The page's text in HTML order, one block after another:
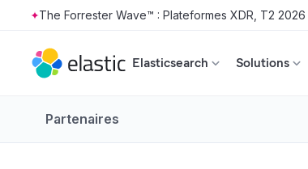
Skip to main content
The Forrester Wave™ : Plateformes XDR, T2 2026
Elasticsearch Solutions
Partenaires